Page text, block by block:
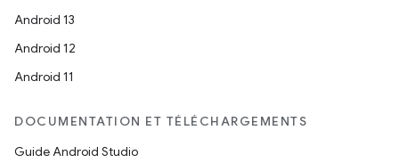
Android 13
Android 12
Android 11
DOCUMENTATION ET TÉLÉCHARGEMENTS
Guide Android Studio